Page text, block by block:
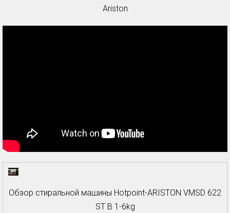
Ariston
Обзор стиральной машины Hotpoint-ARISTON VMSD 622
ST B 1-6kg